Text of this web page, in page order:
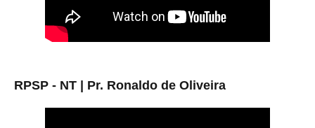
RPSP - NT | Pr. Ronaldo de Oliveira